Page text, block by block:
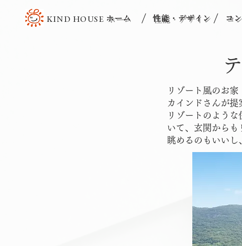
KIND HOUSE ホーム / 性能・デザイン コ
/
リゾート風のお家
カインドさんが提
リゾートのよう
いて、玄関から
眺めるのもいいし